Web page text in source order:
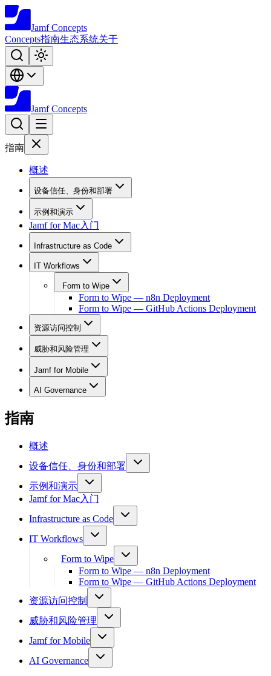
Jamf Concepts
Concepts指南生态系统关于
Jamf Concepts
指南
概述
设备信任、身份和部署
示例和演示
Jamf for Mac入门
Infrastructure as Code
IT Workflows
Form to Wipe
Form to Wipe — n8n Deployment
Form to Wipe — GitHub Actions Deployment
资源访问控制
威胁和风险管理
Jamf for Mobile
AI Governance
指南
概述
设备信任、身份和部署
示例和演示
Jamf for Mac入门
Infrastructure as Code
IT Workflows
Form to Wipe
Form to Wipe — n8n Deployment
Form to Wipe — GitHub Actions Deployment
资源访问控制
威胁和风险管理
Jamf for Mobile
AI Governance